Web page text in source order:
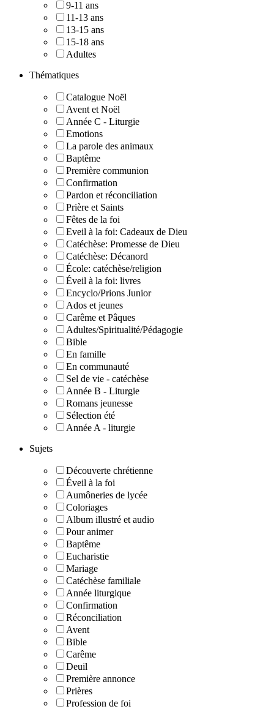
9-11 ans
11-13 ans
13-15 ans
15-18 ans
Adultes
Thématiques
Catalogue Noël
Avent et Noël
Année C - Liturgie
Emotions
La parole des animaux
Baptême
Première communion
Confirmation
Pardon et réconciliation
Prière et Saints
Fêtes de la foi
Eveil à la foi: Cadeaux de Dieu
Catéchèse: Promesse de Dieu
Catéchèse: Décanord
École: catéchèse/religion
Éveil à la foi: livres
Encyclo/Prions Junior
Ados et jeunes
Carême et Pâques
Adultes/Spiritualité/Pédagogie
Bible
En famille
En communauté
Sel de vie - catéchèse
Année B - Liturgie
Romans jeunesse
Sélection été
Année A - liturgie
Sujets
Découverte chrétienne
Éveil à la foi
Aumôneries de lycée
Coloriages
Album illustré et audio
Pour animer
Baptême
Eucharistie
Mariage
Catéchèse familiale
Année liturgique
Confirmation
Réconciliation
Avent
Bible
Carême
Deuil
Première annonce
Prières
Profession de foi